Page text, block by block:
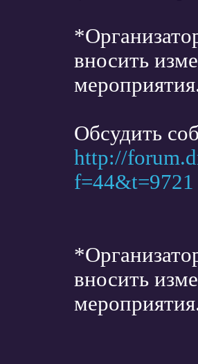
вносить
Обсудить
http://
f=44&t=9721
вносить